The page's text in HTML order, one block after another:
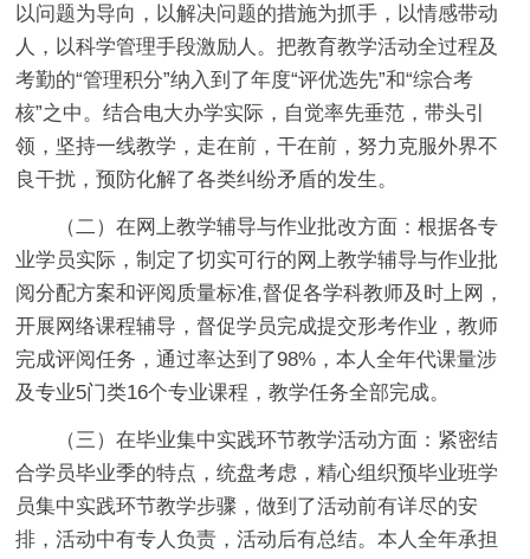
以问题为导向，以解决问题的措施为抓手，以情感带动
人，以科学管理手段激励人。把教育教学活动全过程及
考勤的“管理积分”纳入到了年度“评优选先”和“综合考
核”之中。结合电大办学实际，自觉率先垂范，带头引
领，坚持一线教学，走在前，干在前，努力克服外界不
良干扰，预防化解了各类纠纷矛盾的发生 。
（二）在网上教学辅导与作业批改方面：根据各专
业学员实际，制定了切实可行的网上教学辅导与作业批
阅分配方案和评阅质量标准,督促各学科教师及时上网，
开展网络课程辅导，督促学员完成提交形考作业，教师
完成评阅任务，通过率达到了98%，本人全年代课量涉
及专业5门类16个专业课程，教学任务全部完成。
（三）在毕业集中实践环节教学活动方面： 紧密结
合学员毕业季的特点，统盘考虑，精心组织预毕业班学
员集中实践环节教学步骤，做到了活动前有详尽的安
排，活动中有专人负责，活动后有总结。本人全年承担